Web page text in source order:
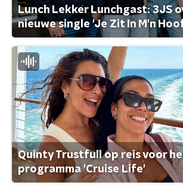
Lunch Lekker Lunchgast: 3JS
nieuwe single 'Je Zit In M'n
Quinty Trustfull op reis voor
programma 'Cruise Life'